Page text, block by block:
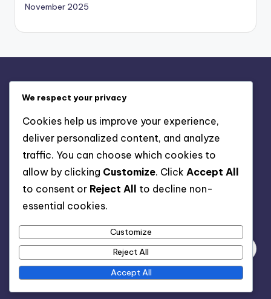
November 2025
Политика за защита на данните
Свържете се
Предпочитания за бисквитки
Нашата история
We respect your privacy
Cookies help us improve your experience,
deliver personalized content, and analyze
traffic. You can choose which cookies to
allow by clicking Customize. Click Accept All
to consent or Reject All
to decline non-
essential cookies.
Customize
Reject All
Accept All